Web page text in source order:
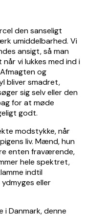
den sanseligt
umiddelbarhed. Vi
ansigt, så man
vi lukkes med ind i
og
bliver smadret,
sig selv eller den
for at møde
godt.
modstykke, når
liv. Mænd, hun
enten fraværende,
hele spektret,
indtil
eller
Danmark, denne